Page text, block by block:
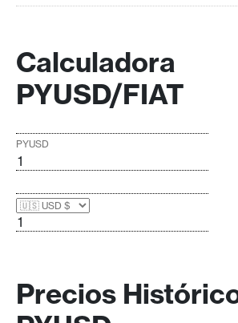
Calculadora
PYUSD/FIAT
PYUSD
Precios